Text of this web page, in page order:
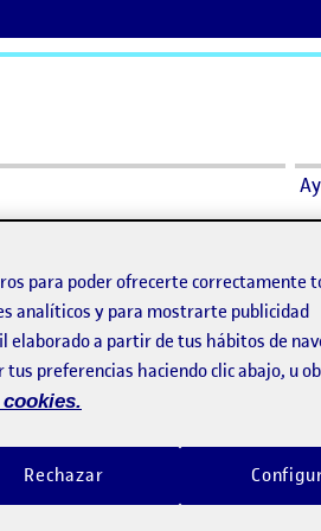
Módulo 6. Elementos de creación sonora
en Módulo 6. Elementos de creación sonora
Publicado por
Publicado por
Carson Galan Elzinga
decapitación de San Baudilio de
Dalmau en la iglesia de Sant
aproximación al patrimonio
para poder ofrecerte correctamente
analíticos y para mostrarte publicidad
elaborado a partir de tus hábitos de
preferencias haciendo clic abajo, u
Rechazar